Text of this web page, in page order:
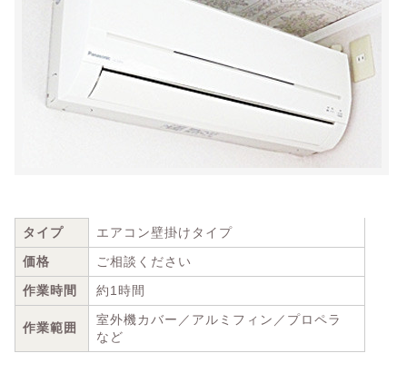
タイプ
エアコン壁掛けタイプ
価格
ご相談ください
作業時間
約1時間
作業範囲
室外機カバー／アルミフィン／プロペラ
など